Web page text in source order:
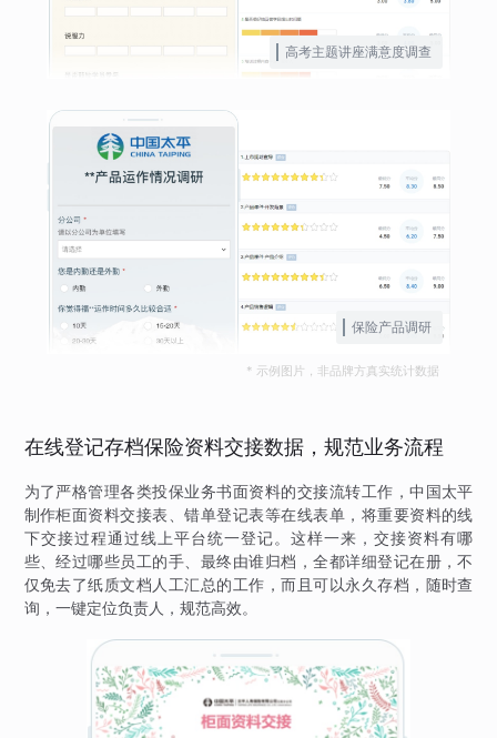
高考主题讲座满意度调查
保险产品调研
* 示例图片，非品牌方真实统计数据
在线登记存档保险资料交接数据，规范业务流程
为了严格管理各类投保业务书面资料的交接流转工作，中国太平
制作柜面资料交接表、错单登记表等在线表单，将重要资料的线
下交接过程通过线上平台统一登记。这样一来，交接资料有哪
些、经过哪些员工的手、最终由谁归档，全都详细登记在册，不
仅免去了纸质文档人工汇总的工作，而且可以永久存档，随时查
询，一键定位负责人，规范高效。